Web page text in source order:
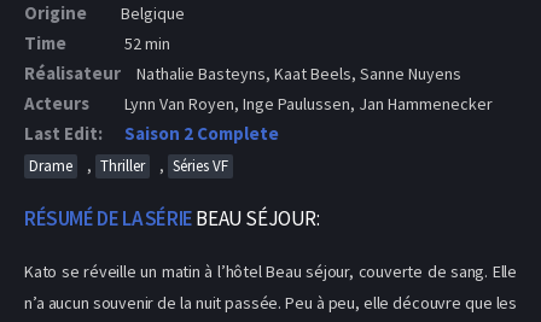
Origine Belgique
Time 52 min
Réalisateur Nathalie Basteyns, Kaat Beels, Sanne Nuyens
Acteurs Lynn Van Royen, Inge Paulussen, Jan Hammenecker
Last Edit: Saison 2 Complete
Drame , Thriller , Séries VF
RÉSUMÉ DE LA SÉRIEBEAU SÉJOUR:
Kato se réveille un matin à l’hôtel Beau séjour, couverte de sang. Elle
n’a aucun souvenir de la nuit passée. Peu à peu, elle découvre que les